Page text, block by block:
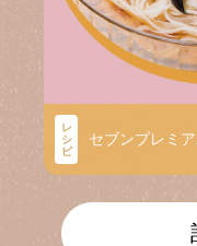
レ
シ
ピ
セブンプレミ